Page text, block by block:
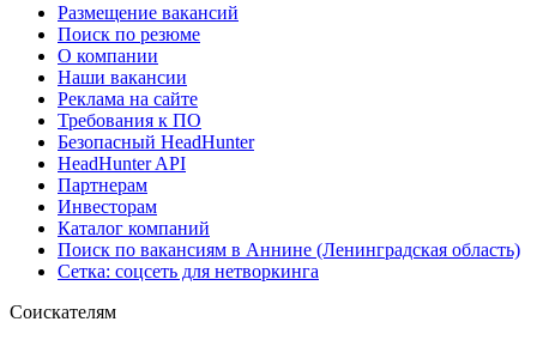
Размещение вакансий
Поиск по резюме
О компании
Наши вакансии
Реклама на сайте
Требования к ПО
Безопасный HeadHunter
HeadHunter API
Партнерам
Инвесторам
Каталог компаний
Поиск по вакансиям в Аннине (Ленинградская область)
Сетка: соцсеть для нетворкинга
Соискателям